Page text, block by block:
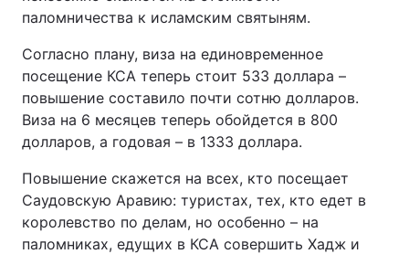
паломничества к исламским святыням.
Согласно плану, виза на единовременное
посещение КСА теперь стоит 533 доллара –
повышение составило почти сотню долларов.
Виза на 6 месяцев теперь обойдется в 800
долларов, а годовая – в 1333 доллара.
Повышение скажется на всех, кто посещает
Саудовскую Аравию: туристах, тех, кто едет в
королевство по делам, но особенно – на
паломниках, едущих в КСА совершить Хадж и